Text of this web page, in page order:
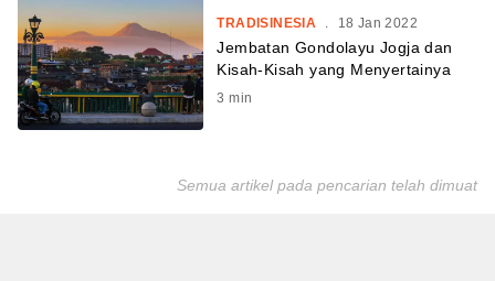
TRADISINESIA . 18 Jan 2022
Jembatan Gondolayu Jogja dan
Kisah-Kisah yang Menyertainya
3 min
Semua artikel pada pencarian telah dimuat